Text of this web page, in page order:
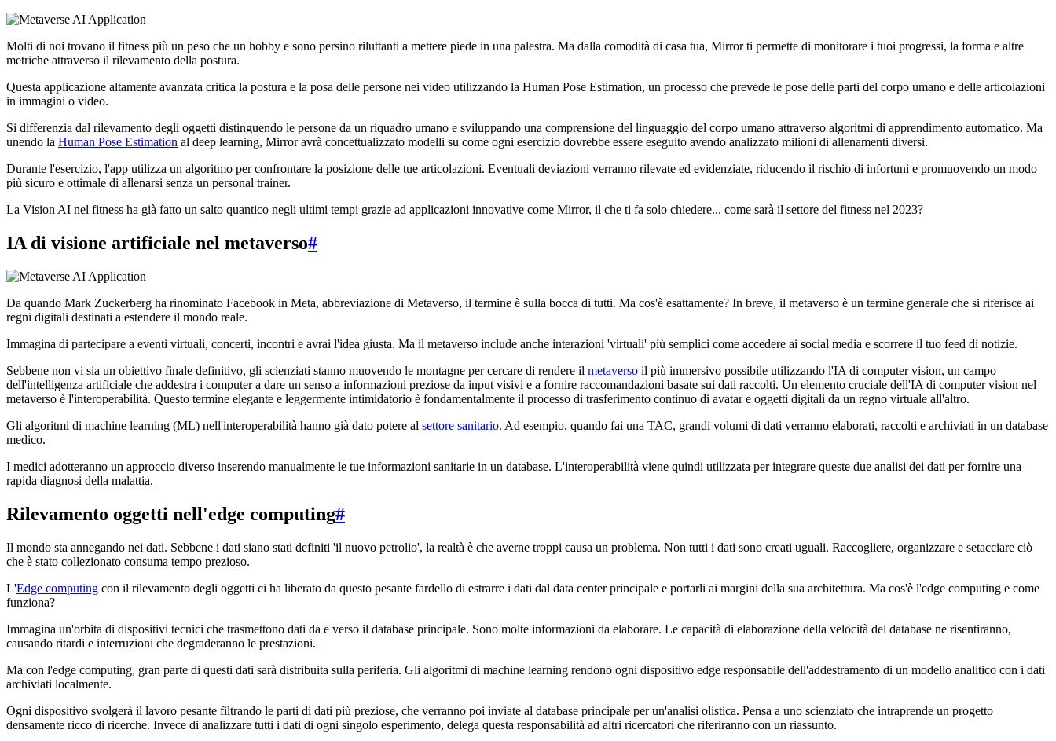
Molti di noi trovano il fitness più un peso che un hobby e sono persino riluttanti a mettere piede in una palestra. Ma dalla comodità di casa tua, Mirror ti permette di monitorare i tuoi progressi, la forma e altre
metriche attraverso il rilevamento della postura.
Questa applicazione altamente avanzata critica la postura e la posa delle persone nei video utilizzando la Human Pose Estimation, un processo che prevede le pose delle parti del corpo umano e delle articolazioni
in immagini o video.
Si differenzia dal rilevamento degli oggetti distinguendo le persone da un riquadro umano e sviluppando una comprensione del linguaggio del corpo umano attraverso algoritmi di apprendimento automatico. Ma
unendo la Human Pose Estimation al deep learning, Mirror avrà concettualizzato modelli su come ogni esercizio dovrebbe essere eseguito avendo analizzato milioni di allenamenti diversi.
Durante l'esercizio, l'app utilizza un algoritmo per confrontare la posizione delle tue articolazioni. Eventuali deviazioni verranno rilevate ed evidenziate, riducendo il rischio di infortuni e promuovendo un modo
più sicuro e ottimale di allenarsi senza un personal trainer.
La Vision AI nel fitness ha già fatto un salto quantico negli ultimi tempi grazie ad applicazioni innovative come Mirror, il che ti fa solo chiedere... come sarà il settore del fitness nel 2023?
IA di visione artificiale nel metaverso#
Da quando Mark Zuckerberg ha rinominato Facebook in Meta, abbreviazione di Metaverso, il termine è sulla bocca di tutti. Ma cos'è esattamente? In breve, il metaverso è un termine generale che si riferisce ai
regni digitali destinati a estendere il mondo reale.
Immagina di partecipare a eventi virtuali, concerti, incontri e avrai l'idea giusta. Ma il metaverso include anche interazioni 'virtuali' più semplici come accedere ai social media e scorrere il tuo feed di notizie.
Sebbene non vi sia un obiettivo finale definitivo, gli scienziati stanno muovendo le montagne per cercare di rendere il metaverso il più immersivo possibile utilizzando l'IA di computer vision, un campo
dell'intelligenza artificiale che addestra i computer a dare un senso a informazioni preziose da input visivi e a fornire raccomandazioni basate sui dati raccolti. Un elemento cruciale dell'IA di computer vision nel
metaverso è l'interoperabilità. Questo termine elegante e leggermente intimidatorio è fondamentalmente il processo di trasferimento continuo di avatar e oggetti digitali da un regno virtuale all'altro.
Gli algoritmi di machine learning (ML) nell'interoperabilità hanno già dato potere al settore sanitario. Ad esempio, quando fai una TAC, grandi volumi di dati verranno elaborati, raccolti e archiviati in un database
medico.
I medici adotteranno un approccio diverso inserendo manualmente le tue informazioni sanitarie in un database. L'interoperabilità viene quindi utilizzata per integrare queste due analisi dei dati per fornire una
rapida diagnosi della malattia.
Rilevamento oggetti nell'edge computing#
Il mondo sta annegando nei dati. Sebbene i dati siano stati definiti 'il nuovo petrolio', la realtà è che averne troppi causa un problema. Non tutti i dati sono creati uguali. Raccogliere, organizzare e setacciare ciò
che è stato collezionato consuma tempo prezioso.
L'Edge computing con il rilevamento degli oggetti ci ha liberato da questo pesante fardello di estrarre i dati dal data center principale e portarli ai margini della sua architettura. Ma cos'è l'edge computing e come
funziona?
Immagina un'orbita di dispositivi tecnici che trasmettono dati da e verso il database principale. Sono molte informazioni da elaborare. Le capacità di elaborazione della velocità del database ne risentiranno,
causando ritardi e interruzioni che degraderanno le prestazioni.
Ma con l'edge computing, gran parte di questi dati sarà distribuita sulla periferia. Gli algoritmi di machine learning rendono ogni dispositivo edge responsabile dell'addestramento di un modello analitico con i dati
archiviati localmente.
Ogni dispositivo svolgerà il lavoro pesante filtrando le parti di dati più preziose, che verranno poi inviate al database principale per un'analisi olistica. Pensa a uno scienziato che intraprende un progetto
densamente ricco di ricerche. Invece di analizzare tutti i dati di ogni singolo esperimento, delega questa responsabilità ad altri ricercatori che riferiranno con un riassunto.